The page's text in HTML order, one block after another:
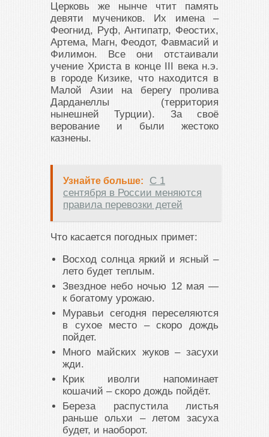
Церковь же нынче чтит память
девяти мучеников. Их имена –
Феогнид, Руф, Антипатр, Феостих,
Артема, Магн, Феодот, Фавмасий и
Филимон. Все они отстаивали
учение Христа в конце III века н.э.
в городе Кизике, что находится в
Малой Азии на берегу пролива
Дарданеллы (территория
нынешней Турции). За своё
верование и были жестоко
казнены.
Узнайте больше:
С 1
сентября в России меняются
правила перевозки детей
Что касается погодных примет:
Восход солнца яркий и ясный –
лето будет теплым.
Звездное небо ночью 12 мая —
к богатому урожаю.
Муравьи сегодня переселяются
в сухое место – скоро дождь
пойдет.
Много майских жуков – засухи
жди.
Крик иволги напоминает
кошачий – скоро дождь пойдёт.
Береза распустила листья
раньше ольхи – летом засуха
будет, и наоборот.